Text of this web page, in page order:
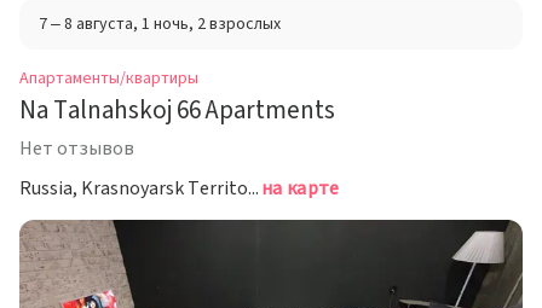
7 – 8 августа, 1 ночь, 2 взрослых
Апартаменты/квартиры
Na Talnahskoj 66 Apartments
Нет отзывов
Russia, Krasnoyarsk Territory, Norilsk, Talnakhskaya ulitsa, 66, Norilsk, Норильскна карте